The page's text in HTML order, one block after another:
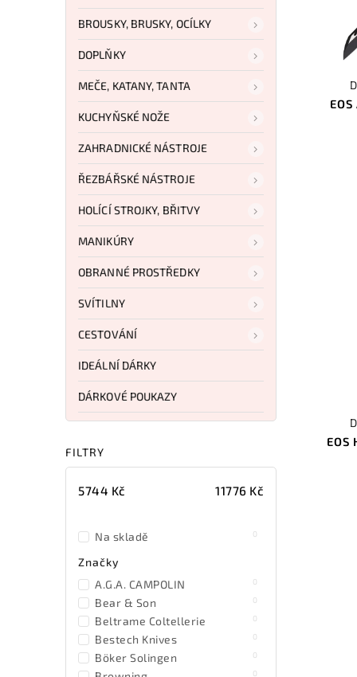
BROUSKY, BRUSKY, OCÍLKY
DOPLŇKY
MEČE, KATANY, TANTA
KUCHYŇSKÉ NOŽE
ZAHRADNICKÉ NÁSTROJE
ŘEZBÁŘSKÉ NÁSTROJE
HOLÍCÍ STROJKY, BŘITVY
MANIKÚRY
OBRANNÉ PROSTŘEDKY
SVÍTILNY
CESTOVÁNÍ
IDEÁLNÍ DÁRKY
DÁRKOVÉ POUKAZY
FILTRY
5744 Kč 11776 Kč
Na skladě 0
Značky
A.G.A. CAMPOLIN
0
Bear & Son 0
Beltrame Coltellerie 0
Bestech Knives 0
Böker Solingen 0
0